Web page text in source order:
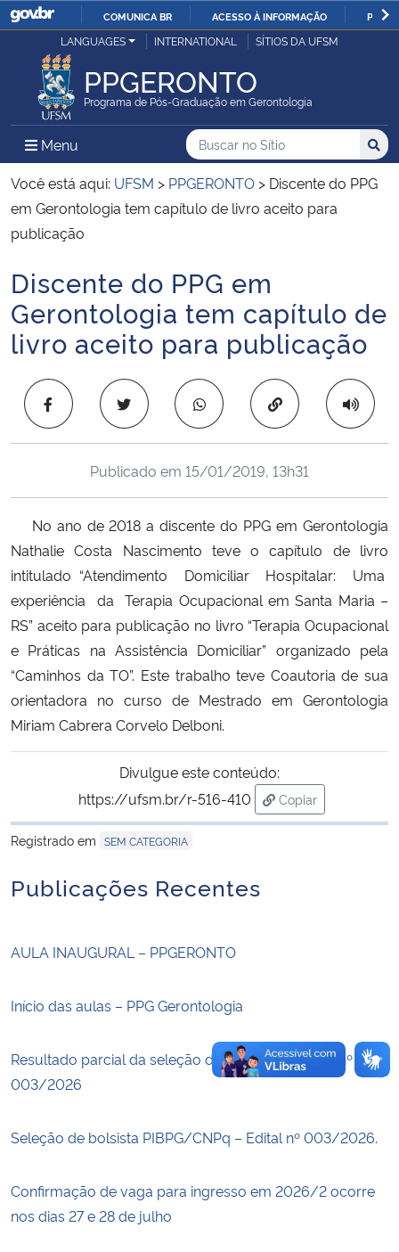
IR
O
COMUNICA BR ACESSO À INFORMAÇÃO
Ministério da Justiça e Segurança Pública
Ministério da Defesa
Ministério das Relações Exteriores
Ministério da Economia
Ministério da Infraestrutura
Ministério da Agricultura, Pecuária e Abastecimento
Ministério da Cidadania
Ministério da Ciência, Tecnologia, Inovações e Comunicações
Ministério do Meio Ambiente
Ministério do Turismo
Ministério do Desenvolvimento Regional
Ministério da Mulher, da Família e dos Direitos Humanos
Secretaria-Geral
Secretaria de Governo
LANGUAGES INTERNATIONAL SÍTIOS DA UFSM
PPGERONTO
Programa de Pós-Graduação em Gerontologia
Menu Menu Principal do Sítio
Busca
Buscar no no Sítio
Busca:
Você está aqui: UFSM > PPGERONTO > Discente do PPG
em Gerontologia tem capítulo de livro aceito para
publicação
Início do conteúdo
Discente do PPG em
Gerontologia tem capítulo de
livro aceito para publicação
Copiar para área
Publicado em 15/01/2019, 13h31
No ano de 2018 a discente do PPG em Gerontologia
Nathalie Costa Nascimento teve o capítulo de livro
intitulado “Atendimento Domiciliar Hospitalar: Uma
experiência da Terapia Ocupacional em Santa Maria –
RS” aceito para publicação no livro “Terapia Ocupacional
e Práticas na Assistência Domiciliar” organizado pela
“Caminhos da TO”. Este trabalho teve Coautoria de sua
orientadora no curso de Mestrado em Gerontologia
Miriam Cabrera Corvelo Delboni.
Divulgue este conteúdo:
https://ufsm.br/r-516-410
Copiar
para área de
Registrado em SEM CATEGORIA
Publicações Recentes
AULA INAUGURAL – PPGERONTO
Início das aulas – PPG Gerontologia
Resultado parcial da seleção de bolsistas – Edital nº
003/2026
Seleção de bolsista PIBPG/CNPq – Edital nº 003/2026.
Confirmação de vaga para ingresso em 2026/2 ocorre
nos dias 27 e 28 de julho